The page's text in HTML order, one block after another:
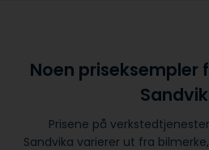
Noen priseksempler
Prisene på
Sandvika varierer ut fra